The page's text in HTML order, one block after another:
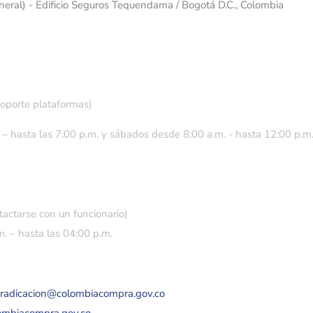
- Edificio Seguros Tequendama / Bogotá D.C., Colombia
plataformas)
hasta las 7:00 p.m. y sábados desde 8:00 a.m. - hasta 12:00 p.m.
con un funcionario)
– hasta las 04:00 p.m.